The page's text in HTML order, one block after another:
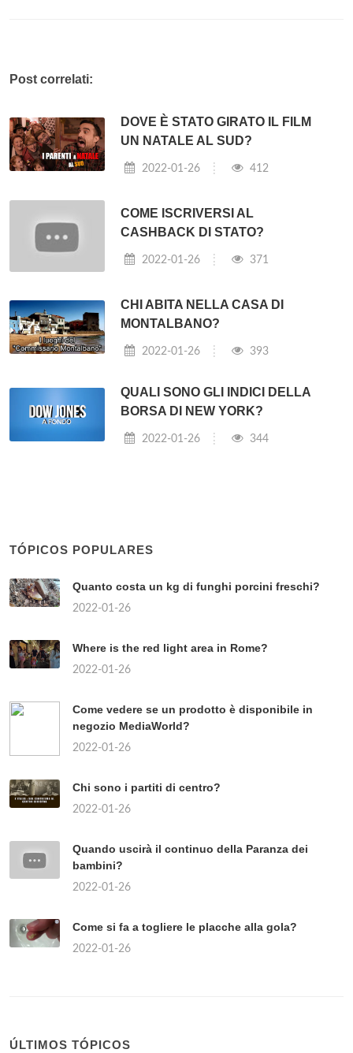
Post correlati:
DOVE È STATO GIRATO IL FILM
UN NATALE AL SUD?
2022-01-26 412
COME ISCRIVERSI AL
CASHBACK DI STATO?
2022-01-26 371
CHI ABITA NELLA CASA DI
MONTALBANO?
2022-01-26 393
QUALI SONO GLI INDICI DELLA
BORSA DI NEW YORK?
2022-01-26 344
TÓPICOS POPULARES
Quanto costa un kg di funghi porcini freschi?
2022-01-26
Where is the red light area in Rome?
2022-01-26
Come vedere se un prodotto è disponibile in
negozio MediaWorld?
2022-01-26
Chi sono i partiti di centro?
2022-01-26
Quando uscirà il continuo della Paranza dei
bambini?
2022-01-26
Come si fa a togliere le placche alla gola?
2022-01-26
ÚLTIMOS TÓPICOS